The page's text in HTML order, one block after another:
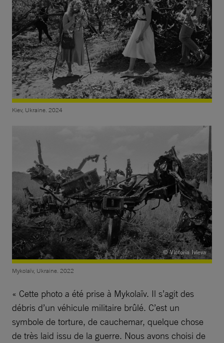
© Victoria Ivleva
Kiev, Ukraine. 2024
© Victoria Ivleva
Mykolaïv, Ukraine. 2022
« Cette photo a été prise à Mykolaïv. Il s’agit des
débris d’un véhicule militaire brûlé. C’est un
symbole de torture, de cauchemar, quelque chose
de très laid issu de la guerre. Nous avons choisi de